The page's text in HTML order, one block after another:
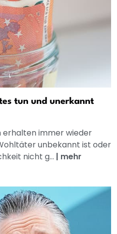
tun und unerkannt
erhalten immer wieder
unbekannt ist oder
nicht g... | mehr